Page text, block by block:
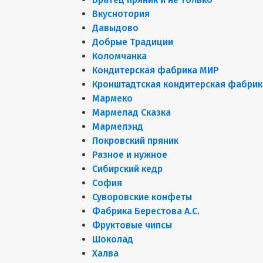
Вкуснотория
Давыдово
Добрые Традиции
Коломчанка
Кондитерская фабрика МИР
Кронштадтская кондитерская
Мармеко
Мармелад Сказка
Мармелэнд
Покровский пряник
Разное и нужное
Сибирский кедр
София
Суворовские конфеты
Фабрика Берестова А.С.
Фруктовые чипсы
Шоколад
Халва